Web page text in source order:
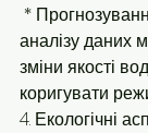
аналізу даних
зміни якості
коригувати
4. Екологічні